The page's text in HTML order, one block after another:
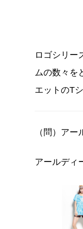
ロゴシリー
ムの数々を
エットのT
（問）ア
アールディ